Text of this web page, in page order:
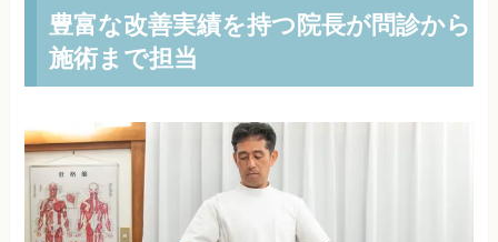
豊富な改善実績を持つ院長が問診から
施術まで担当